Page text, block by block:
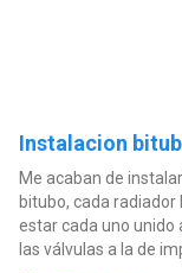
Instalacion
Me acaban de
bitubo, cada
estar cada uno unido
las válvulas a la de